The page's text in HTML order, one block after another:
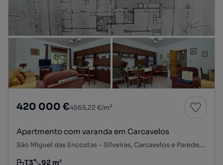
420 000 €4565,22 €/m²
Apartmento com varanda em Carcavelos
São Miguel das Encostas - Silveiras, Carcavelos e Parede, Cascais, Lisboa
T3 92 m²